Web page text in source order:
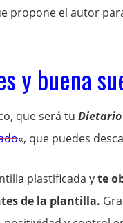
propone el autor
y buena
que será tu Dietario
«, que puedes
plastificada yte
de la plantilla.